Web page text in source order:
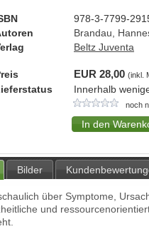
978-3-7799-
Brandau,
Beltz Juventa
EUR 28,00 (inkl.
Innerhalb
noch
Bilder
über Symptome,
und